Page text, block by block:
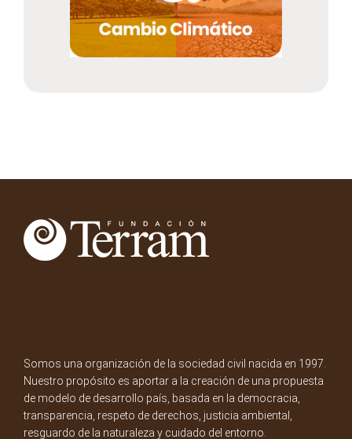
Somos una organización de la sociedad civil nacida en 1997.
Nuestro propósito es aportar a la creación de una propuesta
de modelo de desarrollo país, basada en la democracia,
transparencia, respeto de derechos, justicia ambiental,
resguardo de la naturaleza y cuidado del entorno.